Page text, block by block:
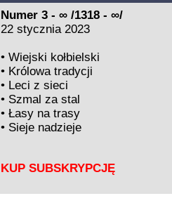
Numer 3 - ∞ /1318 - ∞/
22 stycznia 2023
•Wiejski kołbielski
• Królowa tradycji
• Leci z sieci
• Szmal za stal
•Łasy na trasy
• Sieje nadzieje
KUP SUBSKRYPCJĘ